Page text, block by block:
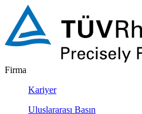
Firma
Kariyer
Uluslararası Basın